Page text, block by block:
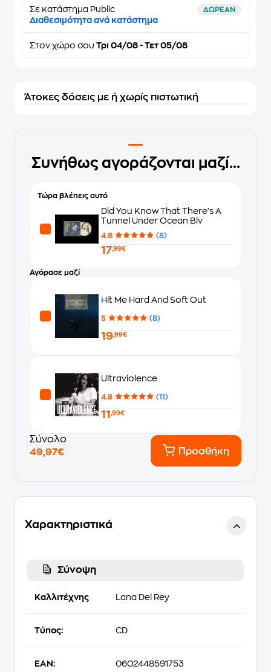
Σε κατάστημα Public ΔΩΡΕΑΝ
Διαθεσιμότητα ανά κατάστημα
Στον χώρο σου Τρι 04/08 - Τετ 05/08
Άτοκες δόσεις με ή χωρίς πιστωτική
Συνήθως αγοράζονται μαζί...
Τώρα βλέπεις αυτό
Did You Know That There's A
Tunnel Under Ocean Blv
4.8 (8)
17,99€
Αγόρασε μαζί
Hit Me Hard And Soft Out
5 (8)
19,99€
Ultraviolence
4.8 (11)
11 ,99€
Σύνολο
49,97€
Προσθήκη
Χαρακτηριστικά
Σύνοψη
Καλλιτέχνης Lana Del Rey
Τύπος: CD
EAN: 0602448591753